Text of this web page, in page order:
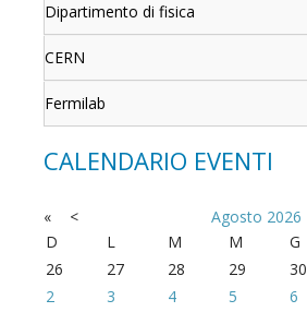
Dipartimento di fisica
CERN
Fermilab
CALENDARIO EVENTI
« < Agosto 2026
D
L M M G
26
27 28 29 30
2
3 4 5 6